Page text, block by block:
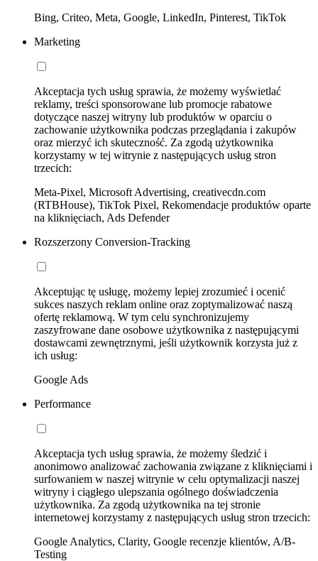
Bing, Criteo, Meta, Google, LinkedIn, Pinterest, TikTok
Marketing
Akceptacja tych usług sprawia, że możemy wyświetlać
reklamy, treści sponsorowane lub promocje rabatowe
dotyczące naszej witryny lub produktów w oparciu o
zachowanie użytkownika podczas przeglądania i zakupów
oraz mierzyć ich skuteczność. Za zgodą użytkownika
korzystamy w tej witrynie z następujących usług stron
trzecich:
Meta-Pixel, Microsoft Advertising, creativecdn.com
(RTBHouse), TikTok Pixel, Rekomendacje produktów oparte
na kliknięciach, Ads Defender
Rozszerzony Conversion-Tracking
Akceptując tę usługę, możemy lepiej zrozumieć i ocenić
sukces naszych reklam online oraz zoptymalizować naszą
ofertę reklamową. W tym celu synchronizujemy
zaszyfrowane dane osobowe użytkownika z następującymi
dostawcami zewnętrznymi, jeśli użytkownik korzysta już z
ich usług:
Google Ads
Performance
Akceptacja tych usług sprawia, że możemy śledzić i
anonimowo analizować zachowania związane z kliknięciami i
surfowaniem w naszej witrynie w celu optymalizacji naszej
witryny i ciągłego ulepszania ogólnego doświadczenia
użytkownika. Za zgodą użytkownika na tej stronie
internetowej korzystamy z następujących usług stron trzecich:
Google Analytics, Clarity, Google recenzje klientów, A/B-
Testing